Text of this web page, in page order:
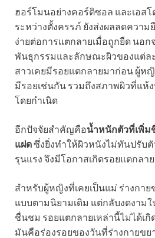
ฮอร์โมนอย่างคอร์ติซอล และเอสโ
ระหว่างตั้งครรภ์ ยังส่งผลลดความ
ง่ายต่อการแตกลายเมื่อถูกยืด นอก
พันธุกรรมและลักษณะผิวของแต่
สาวเคยมีรอยแตกลายมาก่อน ผู้ห
มีรอยเช่นกัน รวมถึงสภาพผิวที่แห้
โดยกำเนิด
อีกปัจจัยสำคัญคือน้ำหนักตัวที่เพิ่ม
แฝดซึ่งยิ่งทำให้ผิวหนังไม่ทันปรับ
รุนแรง จึงมีโอกาสเกิดรอยแตกลา
สำหรับผู้หญิงที่เคยเป็นแม่ ร่างกา
แบบตามนิยามเดิม แต่กลับงดงาม
ชื่นชม รอยแตกลายเหล่านี้ไม่ได้เกิ
มันคือร่องรอยของวันที่ร่างกายขย